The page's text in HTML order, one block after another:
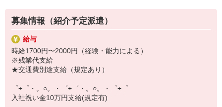
事務、経理、データ入力、コールセンター、受付
▼工場・製造・軽作業系
機械/食品製造・梱包・仕分け・加工・組立・検査
▼美容系
眉毛サロンのアイブロウ・ネイリスト・エステ
▼営業・販売
法人営業・アパレル販売・個別指導塾・人材紹介
▼人気案件も多数♪
短期・期間限定・オープニング・官公庁案件
上場/優良/大手企業など
満足度◎
■携帯やインターネット販売業務
docomo(ドコモ)/au(エーユー)・KDDI/softbank(ソフトバンク)など
の大手キャリアから
ワイモバイル(Y!mobille)、楽天モバイル、UQなど格安スマホまで幅
広く紹介可能♪
募集情報（紹介予定派遣）
給与
時給1700円〜2000円（経験・能力による）
※残業代支給
★交通費別途支給（規定あり）
゜+゜・。○。・゜+゜・。○。・゜+゜
入社祝い金10万円支給(規定有)